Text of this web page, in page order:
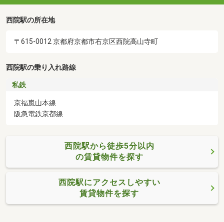
西院駅の所在地
〒615-0012 京都府京都市右京区西院高山寺町
西院駅の乗り入れ路線
私鉄
京福嵐山本線
阪急電鉄京都線
西院駅から徒歩5分以内
の賃貸物件を探す
西院駅にアクセスしやすい
賃貸物件を探す